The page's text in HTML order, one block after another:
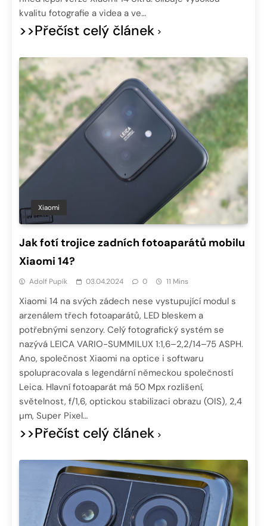
kvalitu fotografie a videa a ve…
>>Přečíst celý článek
Xiaomi
Jak fotí trojice zadních fotoaparátů mobilu
Xiaomi 14?
Adolf Pupík 03.04.2024 0 11 Mins
Xiaomi 14 na svých zádech nese vystupující modul s
arzenálem třech fotoaparátů, LED bleskem a
potřebnými senzory. Celý fotografický systém se
nazývá LEICA VARIO-SUMMILUX 1:1,6–2,2/14–75 ASPH.
Ano, společnost Xiaomi na optice i softwaru
spolupracovala s legendární německou společností
Leica. Hlavní fotoaparát má 50 Mpx rozlišení,
světelnost, f/1,6, optickou stabilizaci obrazu (OIS), 2,4
µm, Super Pixel…
>>Přečíst celý článek